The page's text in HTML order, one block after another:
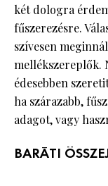
két dologra
fűszerezésre.
szívesen
mellékszereplők.
édesebben
ha szárazabb,
adagot, vagy
BARÁTI